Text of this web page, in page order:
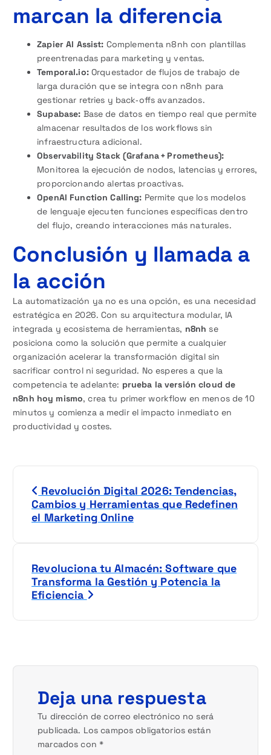
marcan la diferencia
Zapier AI Assist: Complementa n8nh con plantillas
preentrenadas para marketing y ventas.
Temporal.io:Orquestador de flujos de trabajo de
larga duración que se integra con n8nh para
gestionar retries y back‑offs avanzados.
Supabase: Base de datos en tiempo real que permite
almacenar resultados de los workflows sin
infraestructura adicional.
Observability Stack (Grafana + Prometheus):
Monitorea la ejecución de nodos, latencias y errores,
proporcionando alertas proactivas.
OpenAI Function Calling: Permite que los modelos
de lenguaje ejecuten funciones específicas dentro
del flujo, creando interacciones más naturales.
Conclusión y llamada a
la acción
La automatización ya no es una opción, es una necesidad
estratégica en 2026. Con su arquitectura modular, IA
integrada y ecosistema de herramientas, n8nh se
posiciona como la solución que permite a cualquier
organización acelerar la transformación digital sin
sacrificar control ni seguridad. No esperes a que la
competencia te adelante: prueba la versión cloud de
n8nh hoy mismo, crea tu primer workflow en menos de 10
minutos y comienza a medir el impacto inmediato en
productividad y costes.
i
Revolución Digital 2026: Tendencias,
Cambios y Herramientas que Redefinen
el Marketing Online
Revoluciona tu Almacén: Software que
Transforma la Gestión y Potencia la
Eficiencia
Deja una respuesta
Tu dirección de correo electrónico no será
publicada. Los campos obligatorios están
marcados con *